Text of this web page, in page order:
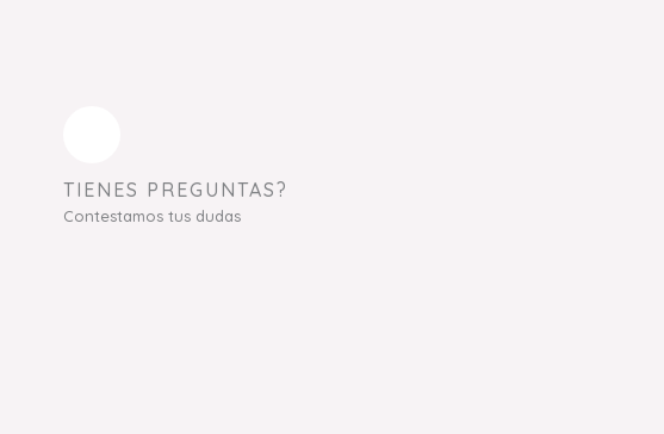
TIENES PREGUNTAS?
Contestamos tus dudas